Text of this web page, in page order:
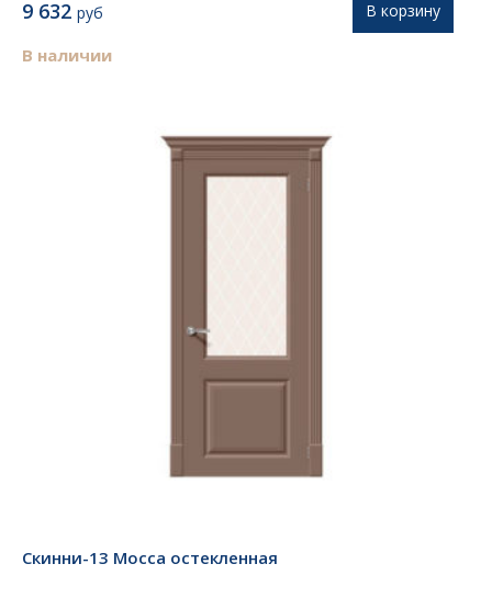
9 632 руб
В наличии
В корзину
Скинни-13 Mocca остекленная